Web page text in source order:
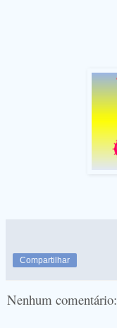
Compartilhar
Nenhum comentário: